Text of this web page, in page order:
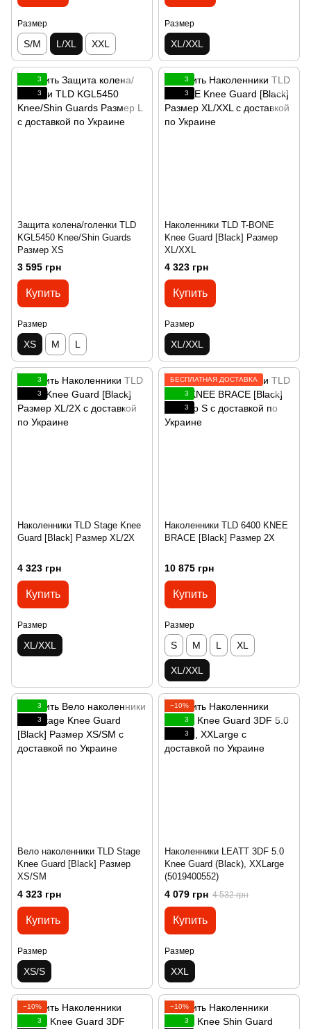
Размер
S/M L/XL XXL
Размер
XL/XXL
3
3
Защита колена/голенки TLD
KGL5450 Knee/Shin Guards
Размер XS
3 595 грн
Купить
Размер
XS M L
3
3
Наколенники TLD T-BONE
Knee Guard [Black] Размер
XL/XXL
4 323 грн
Купить
Размер
XL/XXL
3
3
Наколенники TLD Stage Knee
Guard [Black] Размер XL/2X
4 323 грн
Купить
Размер
XL/XXL
БЕСПЛАТНАЯ ДОСТАВКА
3
3
Наколенники TLD 6400 KNEE
BRACE [Black] Размер 2X
10 875 грн
Купить
Размер
S M L XL
XL/XXL
3
3
Вело наколенники TLD Stage
Knee Guard [Black] Размер
XS/SM
4 323 грн
Купить
Размер
XS/S
−10%
3
3
Наколенники LEATT 3DF 5.0
Knee Guard (Black), XXLarge
(5019400552)
4 079 грн 4 532 грн
Купить
Размер
XXL
−10%
3
−10%
3